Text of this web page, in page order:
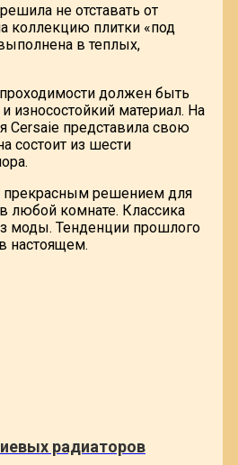
не отставать от
коллекцию плитки «под
в теплых,
должен быть
износостойкий материал. На
Cersaie представила свою
состоит из шести
прекрасным решением для
любой комнате. Классика
моды. Тенденции прошлого
настоящем.
радиаторов